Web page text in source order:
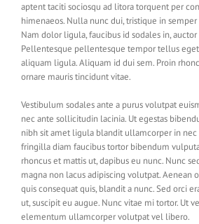
aptent taciti sociosqu ad litora torquent per
himenaeos. Nulla nunc dui, tristique in
Nam dolor ligula, faucibus id sodales in,
Pellentesque pellentesque tempor tellus
aliquam ligula. Aliquam id dui sem. Proin
ornare mauris tincidunt vitae.
Vestibulum sodales ante a purus volutpat
nec ante sollicitudin lacinia. Ut egestas
nibh sit amet ligula blandit ullamcorper in nec
fringilla diam faucibus tortor bibendum
rhoncus et mattis ut, dapibus eu nunc. Nunc
magna non lacus adipiscing volutpat. Aenean
quis consequat quis, blandit a nunc. Sed orci
ut, suscipit eu augue. Nunc vitae mi tortor. Ut
elementum ullamcorper volutpat vel libero.